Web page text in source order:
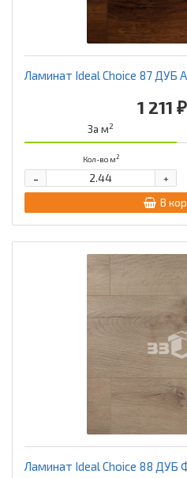
Ламинат Ideal Choice 87 ДУБ
1 211 ₽
За м2
Кол-во м2
+
-
В
Ламинат Ideal Choice 88 ДУБ